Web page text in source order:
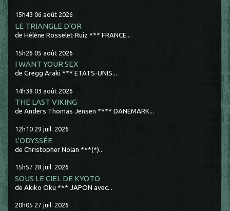
15h43 06 août 2026
LE TRIANGLE D'OR
de Hélène Rosselet-Ruiz *** FRANCE...
15h26 05 août 2026
I WANT YOUR SEX
de Gregg Araki *** ETATS-UNIS...
14h38 03 août 2026
THE LAST VIKING
de Anders Thomas Jensen **** DANEMARK...
12h10 29 juil. 2026
L'ODYSSÉE
de Christopher Nolan ***(*)...
15h57 28 juil. 2026
SOUS LE CIEL DE KYOTO
de Akiko Oku *** JAPON avec...
20h05 27 juil. 2026